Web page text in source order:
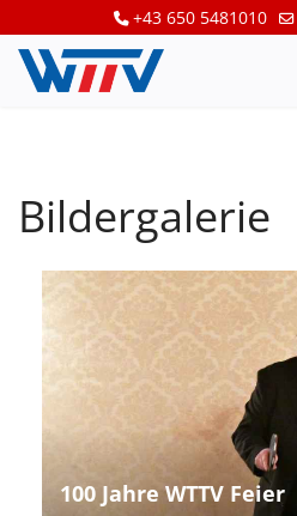
+43 650 5481010
Bildergalerie
100 Jahre WTTV Feier